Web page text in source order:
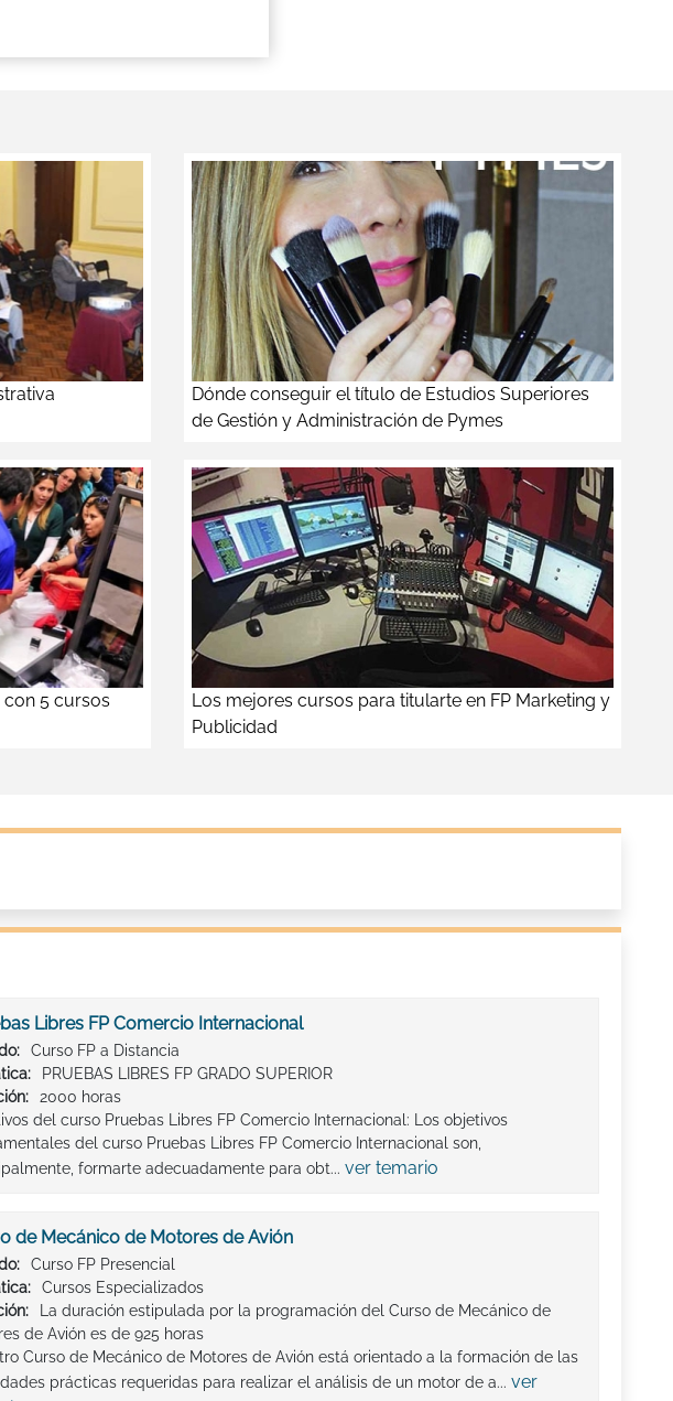
Dónde conseguir el título de Estudios Superiores
de Gestión y Administración de Pymes
con 5 cursos
Los mejores cursos para titularte en FP Marketing y
Publicidad
Libres FP Comercio Internacional
Curso FP a Distancia
PRUEBAS LIBRES FP GRADO SUPERIOR
2000 horas
del curso Pruebas Libres FP Comercio Internacional: Los objetivos
del curso Pruebas Libres FP Comercio Internacional son,
formarte adecuadamente para obt... ver temario
de Mecánico de Motores de Avión
Curso FP Presencial
Cursos Especializados
La duración estipulada por la programación del Curso de Mecánico de
de Avión es de 925 horas
Curso de Mecánico de Motores de Avión está orientado a la formación de las
prácticas requeridas para realizar el análisis de un motor de a... ver